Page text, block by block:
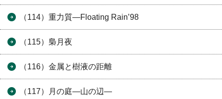
（114）重力質―Floating Rain’98
（115）梟月夜
（116）金属と樹液の距離
（117）月の庭―山の辺―